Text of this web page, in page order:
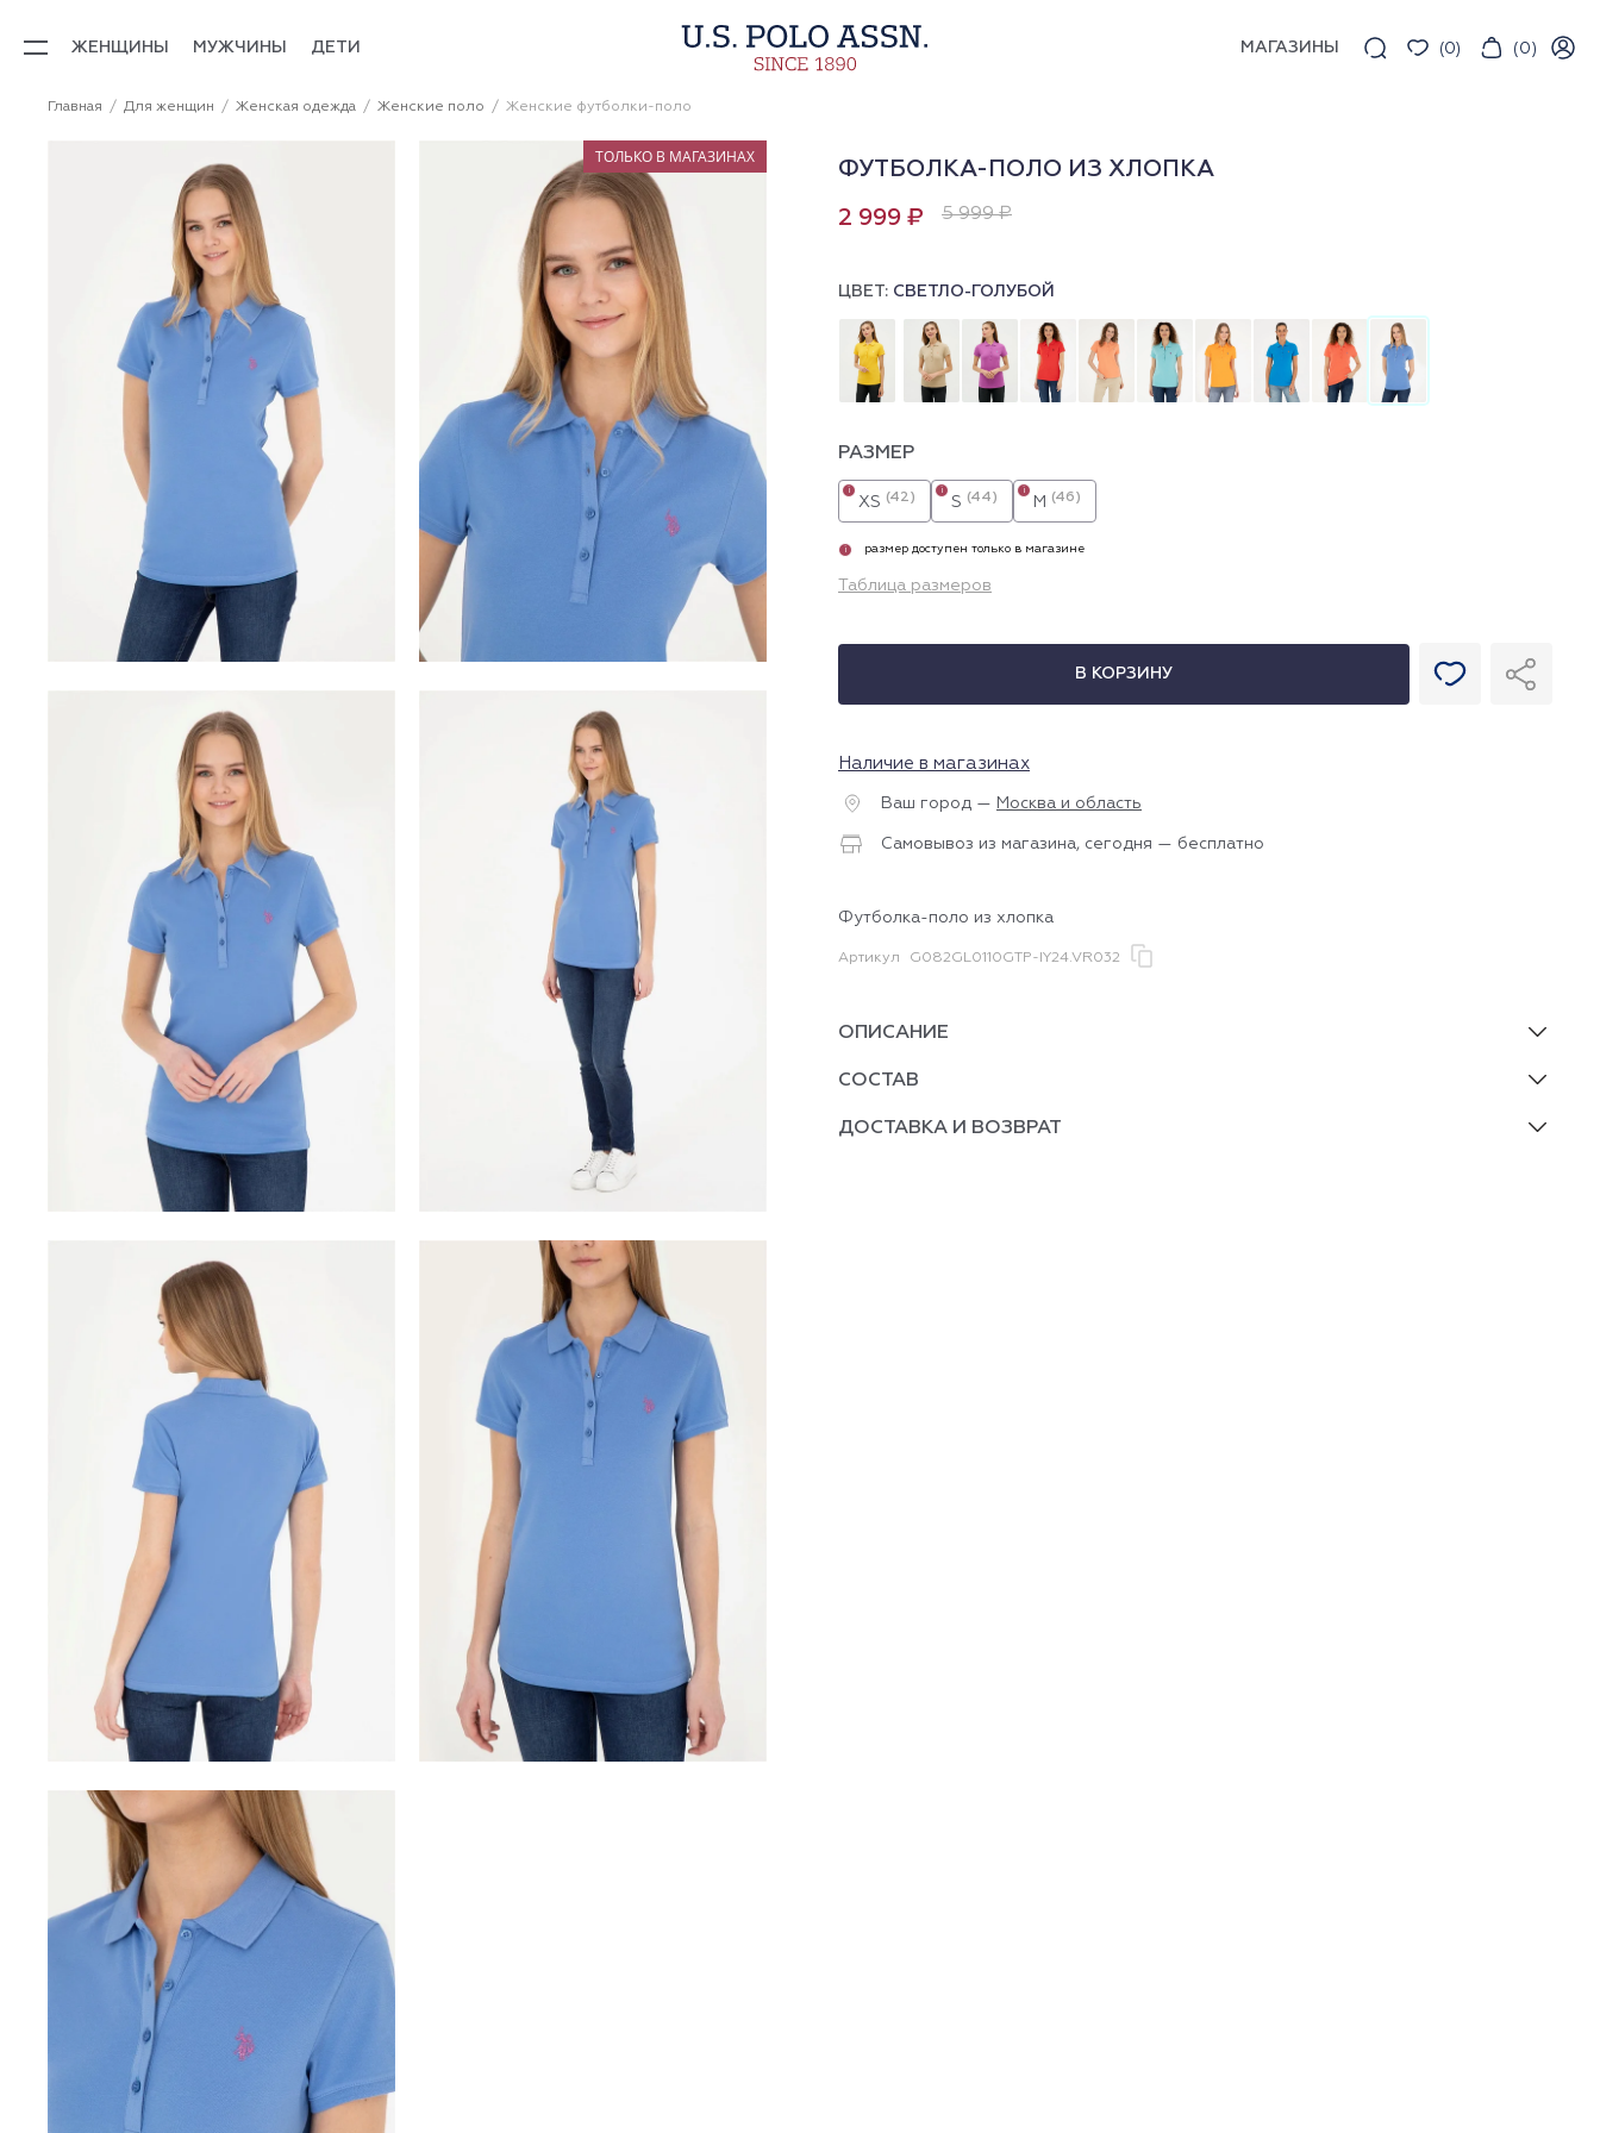
ЖЕНЩИНЫ МУЖЧИНЫ ДЕТИ МАГАЗИНЫ (0) (0)
Главная Для женщин Женская одежда Женские поло Женские футболки-поло
ТОЛЬКО В МАГАЗИНАХ
ФУТБОЛКА-ПОЛО ИЗ ХЛОПКА
2 999 ₽ 5 999 ₽
ЦВЕТ: СВЕТЛО-ГОЛУБОЙ
РАЗМЕР
XS (42)
i
S (44)
i
M (46)
i
i размер доступен только в магазине
Таблица размеров
В КОРЗИНУ
Наличие в магазинах
Ваш город — Москва и область
Самовывоз из магазина, сегодня — бесплатно
Футболка-поло из хлопка
Артикул G082GL0110GTP-IY24.VR032
ОПИСАНИЕ
СОСТАВ
ДОСТАВКА И ВОЗВРАТ